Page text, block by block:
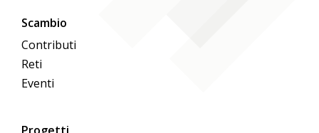
Scambio
Contributi
Reti
Eventi